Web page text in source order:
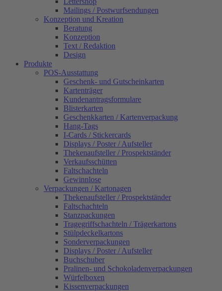
Mailings / Postwurfsendungen
Konzeption und Kreation
Beratung
Konzeption
Text / Redaktion
Design
Produkte
POS-Ausstattung
Geschenk- und Gutscheinkarten
Kartenträger
Kundenantragsformulare
Blisterkarten
Geschenkkarten / Kartenverpackung
Hang-Tags
I-Cards / Stickercards
Displays / Poster / Aufsteller
Thekenaufsteller / Prospektständer
Verkaufsschütten
Faltschachteln
Gewinnlose
Verpackungen / Kartonagen
Thekenaufsteller / Prospektständer
Faltschachteln
Stanzpackungen
Tragegriffschachteln / Trägerkartons
Stülpdeckelkartons
Sonderverpackungen
Displays / Poster / Aufsteller
Buchschuber
Pralinen- und Schokoladenverpackungen
Würfelboxen
Kissenverpackungen